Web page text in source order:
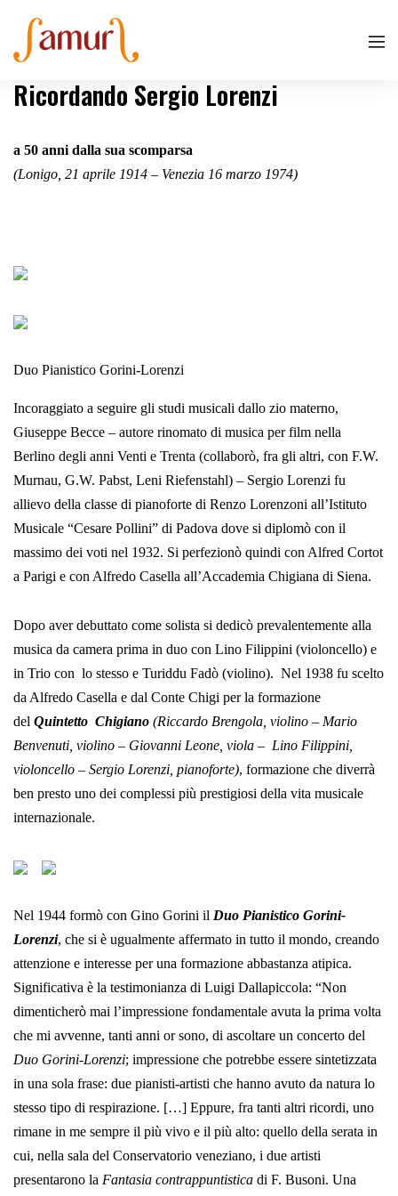
Ricordando Sergio Lorenzi
a 50 anni dalla sua scomparsa
(Lonigo, 21 aprile 1914 – Venezia 16 marzo 1974)
Duo Pianistico Gorini-Lorenzi
Incoraggiato a seguire gli studi musicali dallo zio materno,
Giuseppe Becce – autore rinomato di musica per film nella
Berlino degli anni Venti e Trenta (collaborò, fra gli altri, con F.W.
Murnau, G.W. Pabst, Leni Riefenstahl) – Sergio Lorenzi fu
allievo della classe di pianoforte di Renzo Lorenzoni all’Istituto
Musicale “Cesare Pollini” di Padova dove si diplomò con il
massimo dei voti nel 1932. Si perfezionò quindi con Alfred Cortot
a Parigi e con Alfredo Casella all’Accademia Chigiana di Siena.
Dopo aver debuttato come solista si dedicò prevalentemente alla
musica da camera prima in duo con Lino Filippini (violoncello) e
in Trio con lo stesso e Turiddu Fadò (violino). Nel 1938 fu scelto
da Alfredo Casella e dal Conte Chigi per la formazione
del Quintetto Chigiano (Riccardo Brengola, violino – Mario
Benvenuti, violino – Giovanni Leone, viola – Lino Filippini,
violoncello – Sergio Lorenzi, pianoforte), formazione che diverrà
ben presto uno dei complessi più prestigiosi della vita musicale
internazionale.
Nel 1944 formò con Gino Gorini il Duo Pianistico Gorini-
Lorenzi, che si è ugualmente affermato in tutto il mondo, creando
attenzione e interesse per una formazione abbastanza atipica.
Significativa è la testimonianza di Luigi Dallapiccola: “Non
dimenticherò mai l’impressione fondamentale avuta la prima volta
che mi avvenne, tanti anni or sono, di ascoltare un concerto del
Duo Gorini-Lorenzi; impressione che potrebbe essere sintetizzata
in una sola frase: due pianisti-artisti che hanno avuto da natura lo
stesso tipo di respirazione. […] Eppure, fra tanti altri ricordi, uno
rimane in me sempre il più vivo e il più alto: quello della serata in
cui, nella sala del Conservatorio veneziano, i due artisti
presentarono la Fantasia contrappuntistica di F. Busoni. Una